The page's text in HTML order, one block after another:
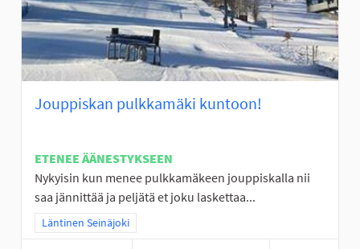
Jouppiskan pulkkamäki kuntoon!
ETENEE ÄÄNESTYKSEEN
Nykyisin kun menee pulkkamäkeen jouppiskalla nii
saa jännittää ja peljätä et joku laskettaa...
Rajaa tulokset teeman mukaan: Läntinen Seinäjoki
Läntinen Seinäjoki